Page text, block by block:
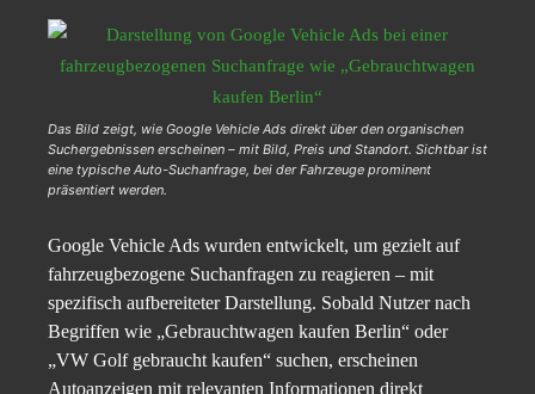
Das Bild zeigt, wie Google Vehicle Ads direkt über den organischen
Suchergebnissen erscheinen – mit Bild, Preis und Standort. Sichtbar ist
eine typische Auto-Suchanfrage, bei der Fahrzeuge prominent
präsentiert werden.
Google Vehicle Ads wurden entwickelt, um gezielt auf
fahrzeugbezogene Suchanfragen zu reagieren – mit
spezifisch aufbereiteter Darstellung. Sobald Nutzer nach
Begriffen wie „Gebrauchtwagen kaufen Berlin“ oder
„VW Golf gebraucht kaufen“ suchen, erscheinen
Autoanzeigen mit relevanten Informationen direkt